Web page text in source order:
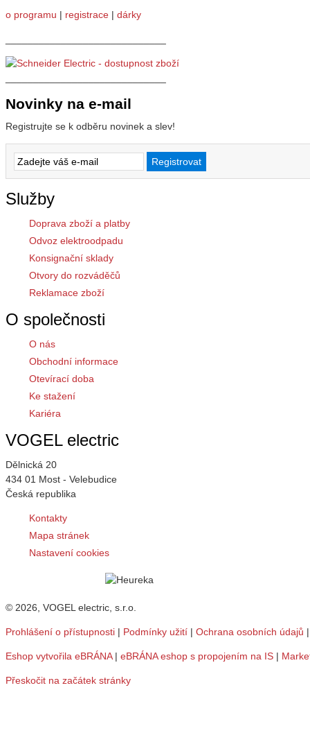
o programu | registrace | dárky
Novinky na e-mail
Registrujte se k odběru novinek a slev!
Služby
Doprava zboží a platby
Odvoz elektroodpadu
Konsignační sklady
Otvory do rozváděčů
Reklamace zboží
O společnosti
O nás
Obchodní informace
Otevírací doba
Ke stažení
Kariéra
VOGEL electric
Dělnická 20
434 01 Most - Velebudice
Česká republika
Kontakty
Mapa stránek
Nastavení cookies
© 2026, VOGEL electric, s.r.o.
Prohlášení o přístupnosti | Podmínky užití | Ochrana osobních údajů
Eshop vytvořila eBRÁNA| eBRÁNA eshop s propojením na IS |
Přeskočit na začátek stránky